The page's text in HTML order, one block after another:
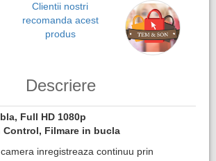
Clientii nostri
recomanda acest
produs
Descriere
Full HD 1080p
Control, Filmare in bucla
inregistreaza continuu prin